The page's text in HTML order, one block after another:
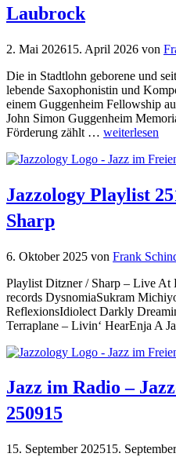
Laubrock
2. Mai 202615. April 2026 von
Die in Stadtlohn geborene und
lebende Saxophonistin und
einem Guggenheim Fellowship
John Simon Guggenheim
Förderung zählt … weiterlesen
Jazzology Playlist
Sharp
6. Oktober 2025 von Frank
Playlist Ditzner / Sharp – Live At
records DysnomiaSukram
ReflexionsIdiolect Darkly
Terraplane – Livin‘ HearEnja A
Jazz im Radio –
250915
15. September 202515.